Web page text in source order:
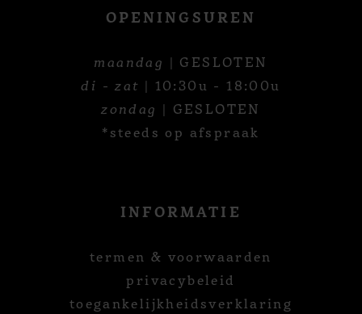
OPENINGSUREN
maandag | GESLOTEN
di - zat | 10:30u - 18:00u
zondag | GESLOTEN
*steeds op afspraak
INFORMATIE
termen & voorwaarden
privacybeleid
toegankelijkheidsverklaring